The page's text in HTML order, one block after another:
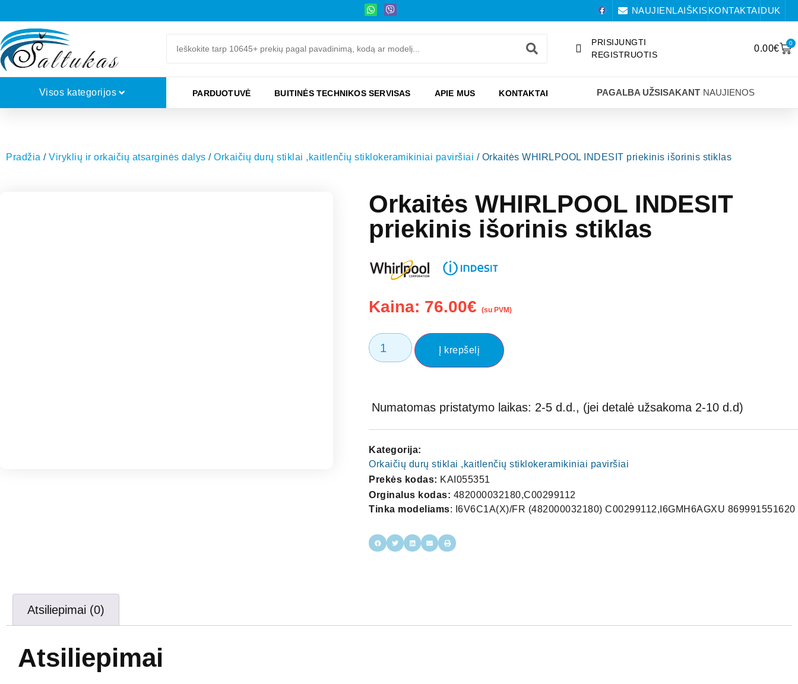
NAUJIENLAIŠKISKONTAKTAIDUK
PRISIJUNGTI
REGISTRUOTIS
0.00€
0
Visos kategorijos PARDUOTUVĖ BUITINĖS TECHNIKOS SERVISAS APIE MUS KONTAKTAI PAGALBA UŽSISAKANT NAUJIENOS
Pradžia / Viryklių ir orkaičių atsarginės dalys / Orkaičių durų stiklai ,kaitlenčių stiklokeramikiniai paviršiai / Orkaitės WHIRLPOOL INDESIT priekinis išorinis stiklas
Orkaitės WHIRLPOOL INDESIT
priekinis išorinis stiklas
Kaina: 76.00€ (su PVM)
Į krepšelį
Numatomas pristatymo laikas: 2-5 d.d., (jei detalė užsakoma 2-10 d.d)
Kategorija:
Orkaičių durų stiklai ,kaitlenčių stiklokeramikiniai paviršiai
Prekės kodas: KAI055351
Orginalus kodas: 482000032180,C00299112
Tinka modeliams: I6V6C1A(X)/FR (482000032180) C00299112,I6GMH6AGXU 869991551620
Atsiliepimai (0)
Atsiliepimai